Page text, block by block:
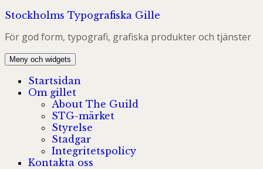
Hoppa
innehåll
Stockholms Typografiska Gille
För god form, typografi, grafiska produkter och tjänster
Meny och widgets
Startsidan
Om gillet
About The Guild
STG-märket
Styrelse
Stadgar
Integritetspolicy
Kontakta oss